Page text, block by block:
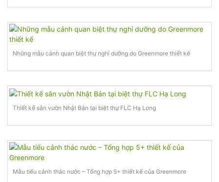
Những mẫu cảnh quan biệt thự nghỉ dưỡng do Greenmore thiết kế
Thiết kế sân vườn Nhật Bản tại biệt thự FLC Hạ Long
Mẫu tiểu cảnh thác nước – Tổng hợp 5+ thiết kế của Greenmore